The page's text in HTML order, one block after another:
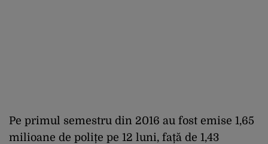
Pe primul semestru din 2016 au fost emise 1,65
milioane de polițe pe 12 luni, față de 1,43